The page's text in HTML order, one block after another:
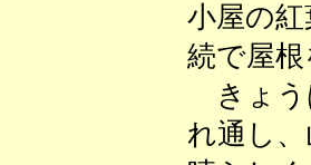
小屋の
続で屋
きょう
れ通し